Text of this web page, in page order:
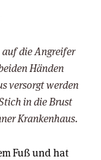
auf die Angreifer
Händen
versorgt werden
in die Brust
Krankenhaus.
Fuß und hat